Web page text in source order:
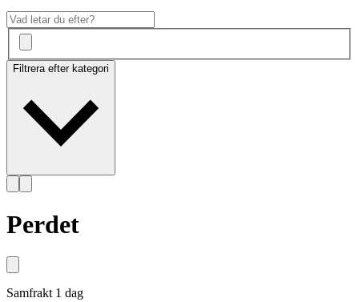
Filtrera efter kategori
Perdet
Samfrakt 1 dag